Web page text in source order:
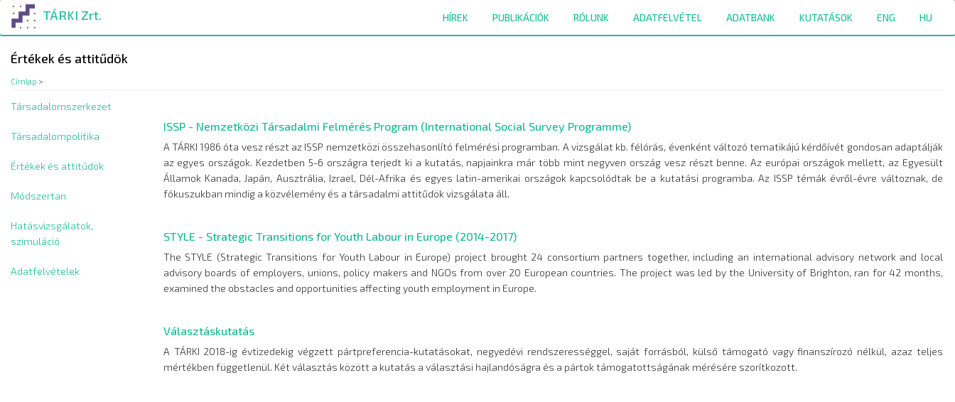
Ugrás
tartalomra
TÁRKI Zrt. HÍREK PUBLIKÁCIÓK RÓLUNK ADATFELVÉTEL ADATBANK KUTATÁSOK ENG HU
Értékek és attitűdök
Címlap >
Társadalomszerkezet
Társadalompolitika
Értékek és attitűdök
Módszertan
Hatásvizsgálatok,
szimuláció
Adatfelvételek
ISSP - Nemzetközi Társadalmi Felmérés Program (International Social Survey Programme)
A TÁRKI 1986 óta vesz részt az ISSP nemzetközi összehasonlító felmérési programban. A vizsgálat kb. félórás, évenként változó tematikájú kérdőívét gondosan adaptálják
az egyes országok. Kezdetben 5-6 országra terjedt ki a kutatás, napjainkra már több mint negyven ország vesz részt benne. Az európai országok mellett, az Egyesült
Államok Kanada, Japán, Ausztrália, Izrael, Dél-Afrika és egyes latin-amerikai országok kapcsolódtak be a kutatási programba. Az ISSP témák évről-évre változnak, de
fókuszukban mindig a közvélemény és a társadalmi attitűdök vizsgálata áll.
STYLE - Strategic Transitions for Youth Labour in Europe (2014-2017)
The STYLE (Strategic Transitions for Youth Labour in Europe) project brought 24 consortium partners together, including an international advisory network and local
advisory boards of employers, unions, policy makers and NGOs from over 20 European countries. The project was led by the University of Brighton, ran for 42 months,
examined the obstacles and opportunities affecting youth employment in Europe.
Választáskutatás
A TÁRKI 2018-ig évtizedekig végzett pártpreferencia-kutatásokat, negyedévi rendszerességgel, saját forrásból, külső támogató vagy finanszírozó nélkül, azaz teljes
mértékben függetlenül. Két választás között a kutatás a választási hajlandóságra és a pártok támogatottságának mérésére szorítkozott.